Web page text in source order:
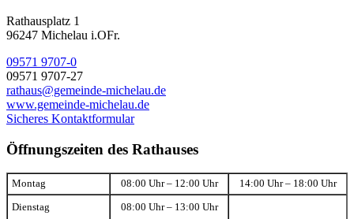
Rathausplatz 1
96247 Michelau i.OFr.
09571 9707-0
09571 9707-27
rathaus@gemeinde-michelau.de
www.gemeinde-michelau.de
Sicheres Kontaktformular
Öffnungszeiten des Rathauses
Montag 08:00 Uhr – 12:00 Uhr 14:00 Uhr – 18:00 Uhr
Dienstag 08:00 Uhr – 13:00 Uhr